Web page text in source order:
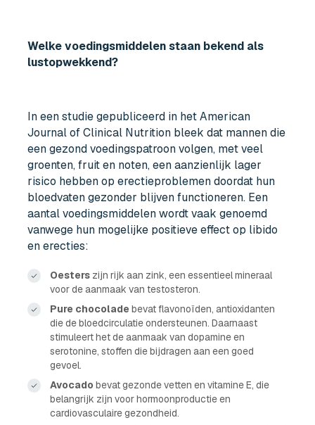
Welke voedingsmiddelen staan bekend als
lustopwekkend?
In een studie gepubliceerd in het American
Journal of Clinical Nutrition bleek dat mannen die
een gezond voedingspatroon volgen, met veel
groenten, fruit en noten, een aanzienlijk lager
risico hebben op erectieproblemen doordat hun
bloedvaten gezonder blijven functioneren. Een
aantal voedingsmiddelen wordt vaak genoemd
vanwege hun mogelijke positieve effect op libido
en erecties:
Oesters zijn rijk aan zink, een essentieel mineraal
voor de aanmaak van testosteron.
Pure chocolade bevat flavonoïden, antioxidanten
die de bloedcirculatie ondersteunen. Daarnaast
stimuleert het de aanmaak van dopamine en
serotonine, stoffen die bijdragen aan een goed
gevoel.
Avocado bevat gezonde vetten en vitamine E, die
belangrijk zijn voor hormoonproductie en
cardiovasculaire gezondheid.